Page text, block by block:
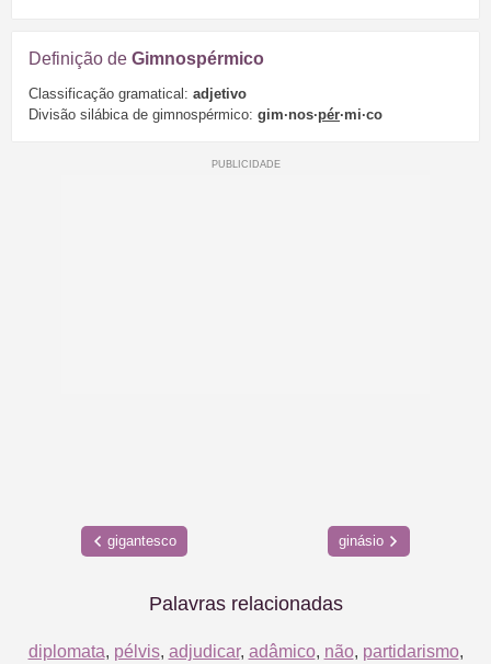
Definição de Gimnospérmico
Classificação gramatical: adjetivo
Divisão silábica de gimnospérmico: gim·nos·pér·mi·co
gigantesco ginásio
Palavras relacionadas
diplomata, pélvis, adjudicar, adâmico, não, partidarismo,